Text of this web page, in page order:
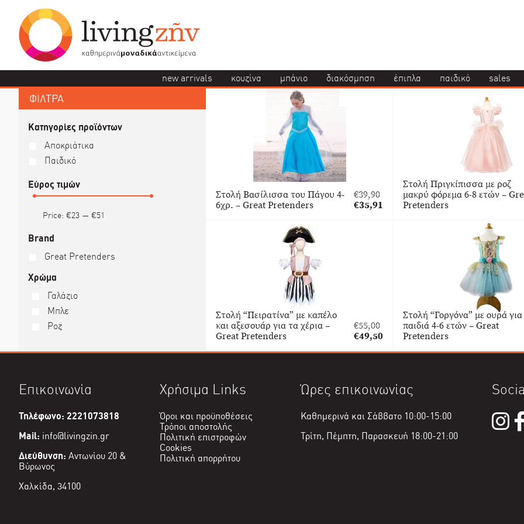
new arrivals κουζίνα μπάνιο διακόσμηση έπιπλα παιδικό sales
ΦΙΛΤΡΑ
Κατηγορίες προϊόντων
Αποκριάτικα
Παιδικό
Εύρος τιμών
Price: €23— €51
Brand
Great Pretenders
Χρώμα
Γαλάζιο
Μπλε
Ροζ
Στολή Βασίλισσα του Πάγου 4-
6χρ. – Great Pretenders
€39,90
Original
price
€35,91
Στολή Πριγκίπισσα με ροζ
μακρύ φόρεμα 6-8 ετών –
Pretenders
Στολή “Πειρατίνα” με καπέλο
και αξεσουάρ για τα χέρια –
Great Pretenders
€55,00
Original
was:
€49,50
τρέχουσα
€49,50.
Στολή “Γοργόνα” με ουρά για
παιδιά 4-6 ετών – Great
Pretenders
Επικοινωνία
Τηλέφωνο: 2221073818
Mail: info@livingzin.gr
Διεύθυνση: Αντωνίου 20 &
Βύρωνος
Χαλκίδα, 34100
Χρήσιμα Links
Όροι και προϋποθέσεις
Τρόποι αποστολής
Πολιτική επιστροφών
Cookies
Πολιτική απορρήτου
Ώρες επικοινωνίας
Καθημερινά και Σάββατο 10:00-15:00
Τρίτη, Πέμπτη, Παρασκευή 18:00-21:00